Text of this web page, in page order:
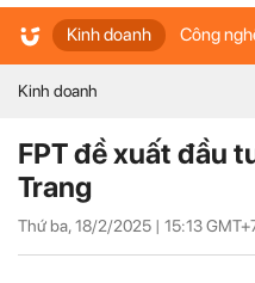
Kinh doanh Công
Kinh doanh
FPT đề xuất đầu
Trang
Thứ ba, 18/2/2025 | 15:13